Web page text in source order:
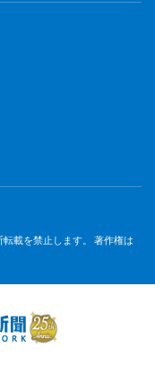
載を禁止します。 著作権は